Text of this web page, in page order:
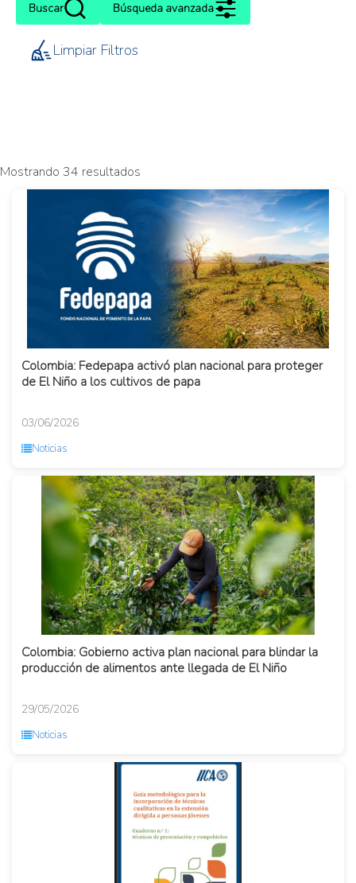
Buscar Búsqueda avanzada
Limpiar Filtros
Mostrando 34 resultados
Colombia: Fedepapa activó plan nacional para proteger
de El Niño a los cultivos de papa
03/06/2026
Noticias
Colombia: Gobierno activa plan nacional para blindar la
producción de alimentos ante llegada de El Niño
29/05/2026
Noticias